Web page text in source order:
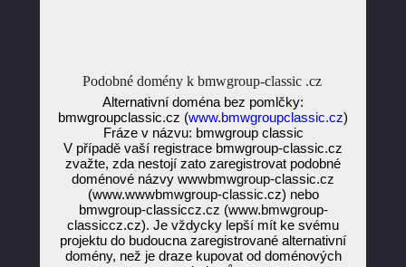
Podobné domény k bmwgroup-classic .cz
Alternativní doména bez pomlčky:
bmwgroupclassic.cz (www.bmwgroupclassic.cz)
Fráze v názvu: bmwgroup classic
V případě vaší registrace bmwgroup-classic.cz
zvažte, zda nestojí zato zaregistrovat podobné
doménové názvy wwwbmwgroup-classic.cz
(www.wwwbmwgroup-classic.cz) nebo
bmwgroup-classiccz.cz (www.bmwgroup-
classiccz.cz). Je vždycky lepší mít ke svému
projektu do budoucna zaregistrované alternativní
domény, než je draze kupovat od doménových